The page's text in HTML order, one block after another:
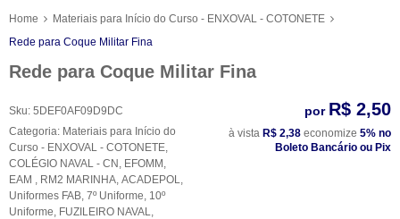
Home
Materiais para Início do Curso - ENXOVAL - COTONETE
Rede para Coque Militar Fina
Rede para Coque Militar Fina
Sku: 5DEF0AF09D9DC
Categoria: Materiais para Início do
Curso - ENXOVAL - COTONETE
COLÉGIO NAVAL - CN EFOMM
EAM
RM2 MARINHA ACADEPOL
Uniformes FAB 7º Uniforme 10º
Uniforme FUZILEIRO NAVAL
por R$ 2,50
à vista R$ 2,38 economize 5% no
Boleto Bancário ou Pix